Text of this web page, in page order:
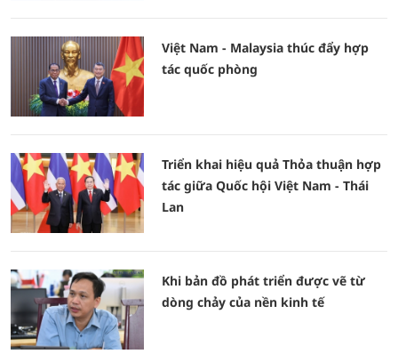
Việt Nam - Malaysia thúc đẩy hợp
tác quốc phòng
Triển khai hiệu quả Thỏa thuận hợp
tác giữa Quốc hội Việt Nam - Thái
Lan
Khi bản đồ phát triển được vẽ từ
dòng chảy của nền kinh tế